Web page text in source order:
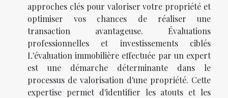
approches clés pour valoriser votre propriété et
optimiser vos chances de réaliser une
transaction avantageuse. Évaluations
professionnelles et investissements ciblés
L'évaluation immobilière effectuée par un expert
est une démarche déterminante dans le
processus de valorisation d'une propriété. Cette
expertise permet d'identifier les atouts et les